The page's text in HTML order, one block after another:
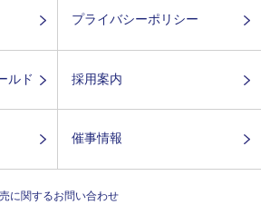
プライバシーポリシー
ルド 採用案内
催事情報
に関するお問い合わせ